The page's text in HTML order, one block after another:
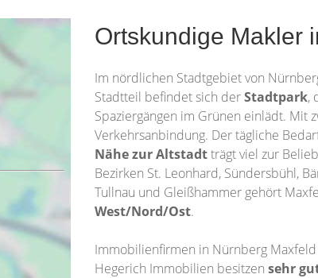
Ortskundige Makler
Im nördlichen Stadtgebiet von
Stadtteil befindet sich derStadtpark,
Spaziergängen im Grünen einlädt. Mit
Verkehrsanbindung. Der tägliche
Nähe zur Altstadtträgt viel zur
Bezirken St. Leonhard, Sündersbühl,
Tullnau und Gleißhammer gehört
West/Nord/Ost.
Immobilienfirmen in Nürnberg
Hegerich Immobilien besitzen sehr